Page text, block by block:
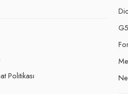
Politikası